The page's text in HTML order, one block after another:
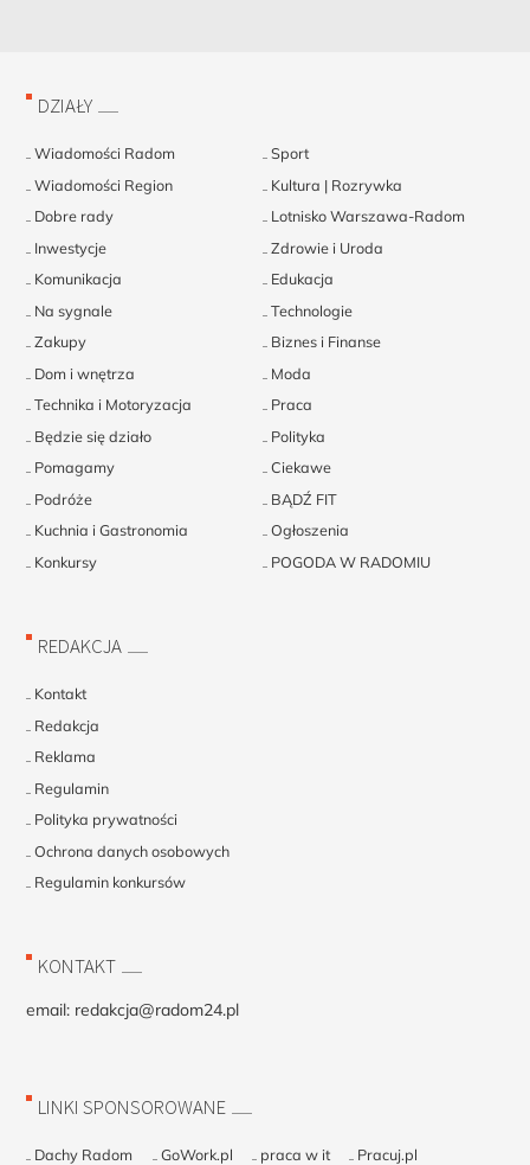
DZIAŁY
Wiadomości Radom
Sport
Wiadomości Region
Kultura | Rozrywka
Dobre rady
Lotnisko Warszawa-Radom
Inwestycje
Zdrowie i Uroda
Komunikacja
Edukacja
Na sygnale
Technologie
Zakupy
Biznes i Finanse
Dom i wnętrza
Moda
Technika i Motoryzacja
Praca
Będzie się działo
Polityka
Pomagamy
Ciekawe
Podróże
BĄDŹ FIT
Kuchnia i Gastronomia
Ogłoszenia
Konkursy
POGODA W RADOMIU
REDAKCJA
Kontakt
Redakcja
Reklama
Regulamin
Polityka prywatności
Ochrona danych osobowych
Regulamin konkursów
KONTAKT
email: redakcja@radom24.pl
LINKI SPONSOROWANE
Dachy Radom GoWork.pl praca w it Pracuj.pl